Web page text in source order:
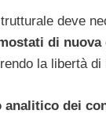
deve
di nuova
la libertà
analitico dei